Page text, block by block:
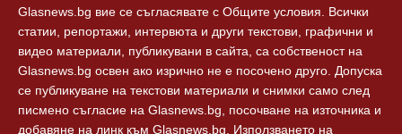
Glasnews.bg вие се съгласявате с Общите условия. Всички
статии, репортажи, интервюта и други текстови, графични и
видео материали, публикувани в сайта, са собственост на
Glasnews.bg освен ако изрично не е посочено друго. Допуска
се публикуване на текстови материали и снимки само след
писмено съгласие на Glasnews.bg, посочване на източника и
добавяне на линк към Glasnews.bg. Използването на